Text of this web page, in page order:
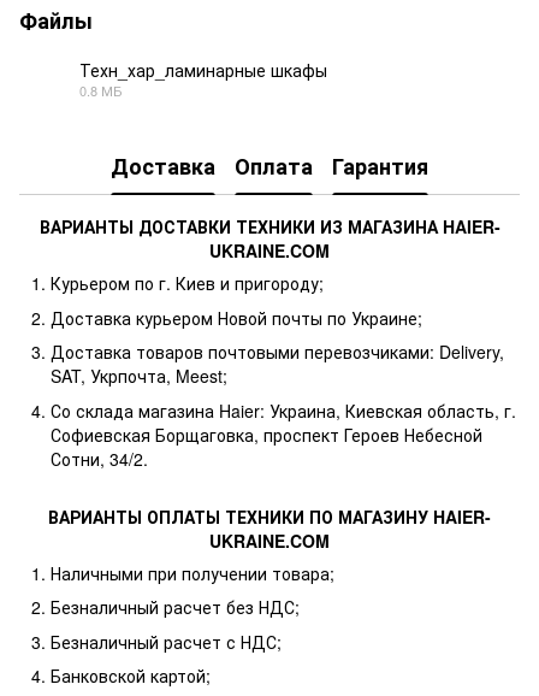
Файлы
Техн_хар_ламинарные шкафы
0.8 МБ
Доставка Оплата Гарантия
ВАРИАНТЫ ДОСТАВКИ ТЕХНИКИ ИЗ МАГАЗИНА HAIER-
UKRAINE.COM
Курьером по г. Киев и пригороду;
Доставка курьером Новой почты по Украине;
Доставка товаров почтовыми перевозчиками: Delivery,
SAT, Укрпочта, Meest;
Со склада магазина Haier: Украина, Киевская область, г.
Софиевская Борщаговка, проспект Героев Небесной
Сотни, 34/2.
ВАРИАНТЫ ОПЛАТЫ ТЕХНИКИ ПО МАГАЗИНУ HAIER-
UKRAINE.COM
Наличными при получении товара;
Безналичный расчет без НДС;
Безналичный расчет с НДС;
Банковской картой;